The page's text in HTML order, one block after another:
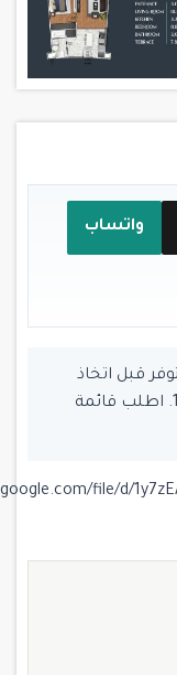
واتساب
قبل اتخاذ
القرار. آخر تحديث للمحتوى: 2026-07-19. اطلب قائمة
file/d/